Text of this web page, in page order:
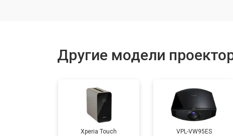
Ремонт блока питания
Другие модели
Xperia Touch VPL-VW95ES